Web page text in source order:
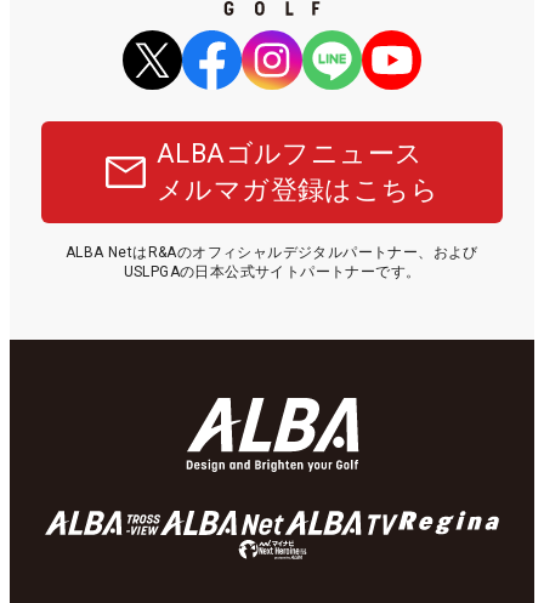
ALBAゴルフニュース
メルマガ登録はこちら
ALBA NetはR&Aのオフィシャルデジタルパートナー、および
USLPGAの日本公式サイトパートナーです。